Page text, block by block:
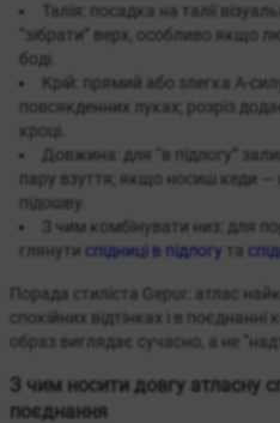
Талія: посадка на талії
“зібрати” верх, особливо якщо
боді.
Крій: прямий або злегка А-
повсякденних луках; розріз
кроці.
Довжина: для “в підлогу”
пару взуття; якщо носиш кеди —
підошву.
З чим комбінувати низ: для
глянути спідниці в підлогу та
Порада стиліста Gepur: атлас
спокійних відтінках і в
образ виглядає сучасно, а не
З чим носити довгу атласну
поєднання